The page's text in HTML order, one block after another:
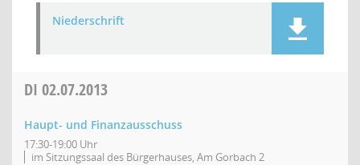
Niederschrift
DI 02.07.2013
Haupt- und Finanzausschuss
17:30-19:00 Uhr
im Sitzungssaal des Bürgerhauses, Am Gorbach 2